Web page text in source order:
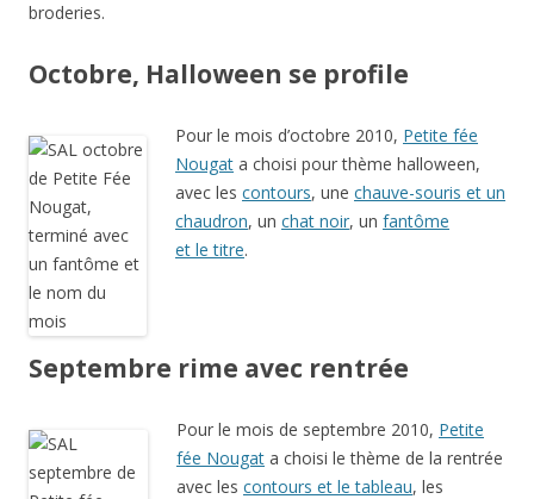
broderies.
Octobre, Halloween se profile
Pour le mois d’octobre 2010, Petite fée
Nougat a choisi pour thème halloween,
avec les contours, une chauve-souris et un
chaudron, un chat noir, un fantôme
et le titre.
Septembre rime avec rentrée
Pour le mois de septembre 2010, Petite
fée Nougat a choisi le thème de la rentrée
avec les contours et le tableau, les